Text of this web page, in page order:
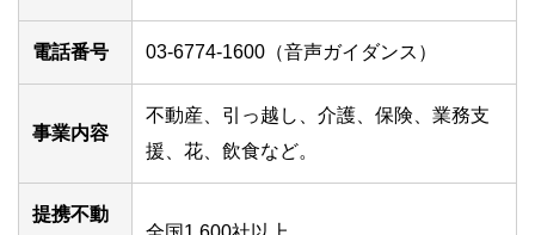
電話番号 03-6774-1600（音声ガイダンス）
事業内容
不動産、引っ越し、介護、保険、業務支
援、花、飲食など。
提携不動